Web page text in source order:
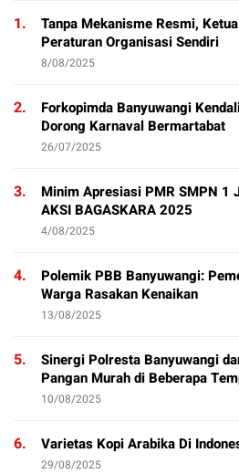
1.
Tanpa Mekanisme Resmi,
Peraturan Organisasi Sendiri
8/08/2025
2.
Forkopimda Banyuwangi
Dorong Karnaval Bermartabat
26/07/2025
3.
Minim Apresiasi PMR SMPN 1
AKSI BAGASKARA 2025
4/08/2025
4.
Polemik PBB Banyuwangi:
Warga Rasakan Kenaikan
13/08/2025
5.
Sinergi Polresta Banyuwangi
Pangan Murah di Beberapa
10/08/2025
6. Varietas Kopi Arabika Di
29/08/2025